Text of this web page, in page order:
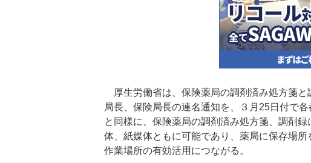
厚生労働省は、保険薬局の調剤済み処方箋
局長、保険局長の連名通知を、３月25日付で
と同様に、保険薬局の調剤済み処方箋、調剤
体、紙媒体ともに可能であり、薬局に保存場
作業場所の有効活用につながる。